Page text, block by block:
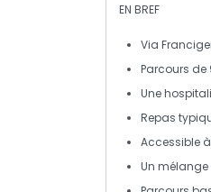
EN BREF
Via
Parcours de
Une
Repas
Accessible
Un mélange